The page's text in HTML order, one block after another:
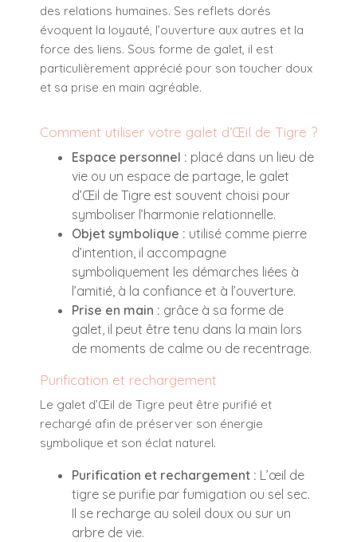
des relations humaines. Ses reflets dorés
évoquent la loyauté, l’ouverture aux autres et la
force des liens. Sous forme de galet, il est
particulièrement apprécié pour son toucher doux
et sa prise en main agréable.
Comment utiliser votre galet d’Œil de Tigre ?
Espace personnel : placé dans un lieu de
vie ou un espace de partage, le galet
d’Œil de Tigre est souvent choisi pour
symboliser l’harmonie relationnelle.
Objet symbolique : utilisé comme pierre
d’intention, il accompagne
symboliquement les démarches liées à
l’amitié, à la confiance et à l’ouverture.
Prise en main : grâce à sa forme de
galet, il peut être tenu dans la main lors
de moments de calme ou de recentrage.
Purification et rechargement
Le galet d’Œil de Tigre peut être purifié et
rechargé afin de préserver son énergie
symbolique et son éclat naturel.
Purification et rechargement : L’œil de
tigre se purifie par fumigation ou sel sec.
Il se recharge au soleil doux ou sur un
arbre de vie.